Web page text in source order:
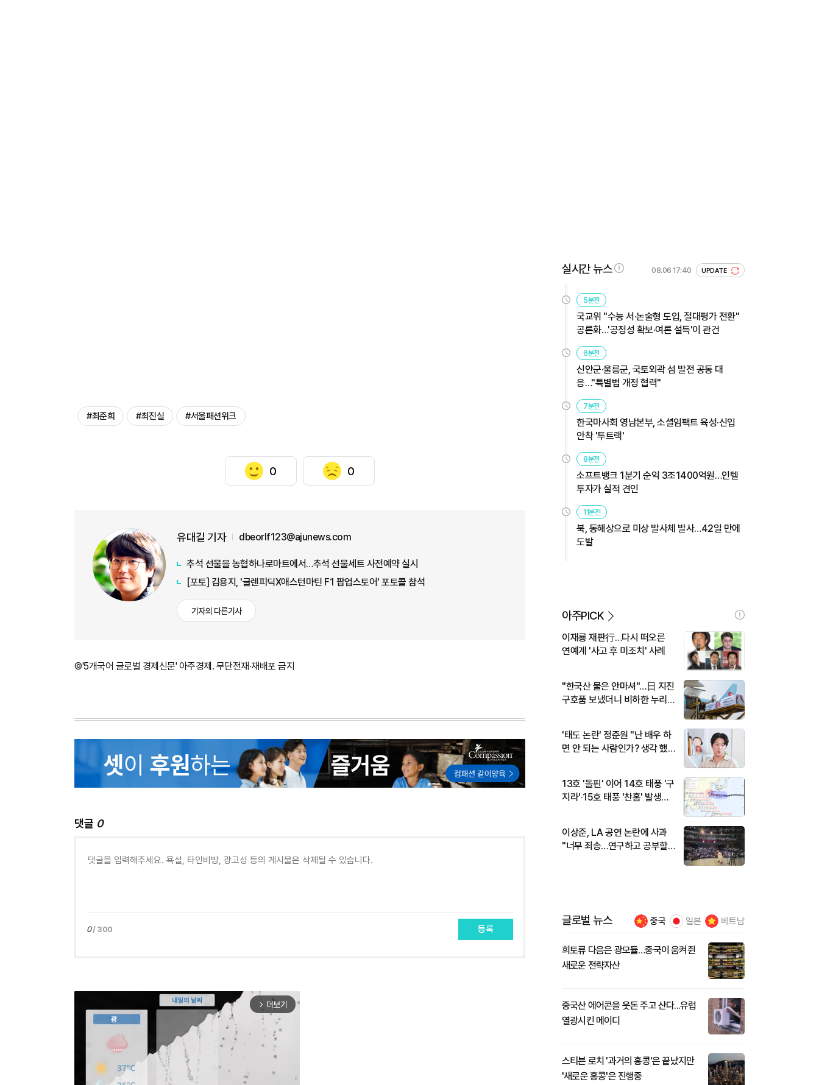
#최준희 #최진실 #서울패션위크
0 0
유대길 기자 dbeorlf123@ajunews.com
추석 선물을 농협하나로마트에서…추석 선물세트 사전예약 실시
[포토] 김용지, '글렌피딕X애스턴마틴 F1 팝업스토어' 포토콜 참석
기자의 다른기사
©'5개국어 글로벌 경제신문' 아주경제. 무단전재·재배포 금지
댓글 0
0/ 300 등록
arrow_forward_ios 더보기
실시간 뉴스 08.06 17:40 UPDATE
5분전
국교위 "수능 서·논술형 도입, 절대평가 전환"
공론화…'공정성 확보·여론 설득'이 관건
6분전
신안군·울릉군, 국토외곽 섬 발전 공동 대
응…"특별법 개정 협력"
7분전
한국마사회 영남본부, 소셜임팩트 육성·신입
안착 '투트랙'
8분전
소프트뱅크 1분기 순익 3조1400억원…인텔
투자가 실적 견인
11분전
북, 동해상으로 미상 발사체 발사…42일 만에
도발
아주PICK
이재룡 재판行…다시 떠오른
연예계 '사고 후 미조치' 사례
"한국산 물은 안마셔"…日 지진
구호품 보냈더니 비하한 누리
'태도 논란' 정준원 "난 배우 하
면 안 되는 사람인가? 생각 했
13호 '돌핀' 이어 14호 태풍 '구
지라'·15호 태풍 '찬홈' 발생…
이상준, LA 공연 논란에 사과
"너무 죄송…연구하고 공부할
글로벌 뉴스 중국 일본 베트남
희토류 다음은 광모듈…중국이 움켜쥔
새로운 전략자산
중국산 에어콘을 웃돈 주고 산다...유럽
열광시킨 메이디
스티븐 로치 '과거의 홍콩'은 끝났지만
'새로운 홍콩'은 진행중